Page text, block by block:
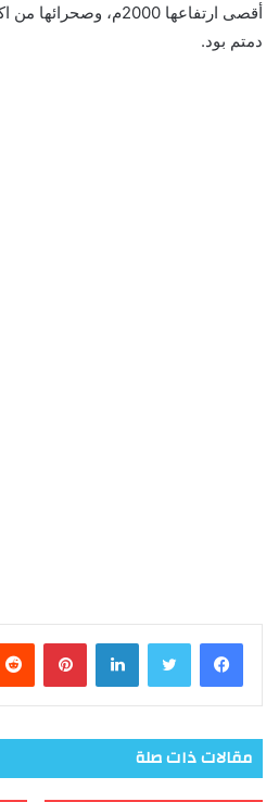
أقصى ارتفاعها 2000م،
دمتم بود.
فيسبوك تويتر لينكدإن
مقالات ذات صلة